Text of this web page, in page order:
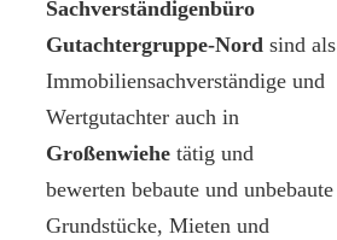
Sachverständigenbüro
Gutachtergruppe-Nord sind als
Immobiliensachverständige und
Wertgutachter auch in
Großenwiehe tätig und
bewerten bebaute und unbebaute
Grundstücke, Mieten und